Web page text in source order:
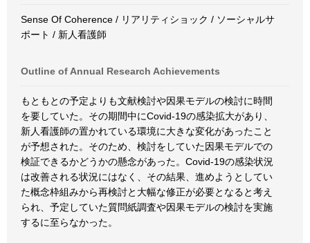
Sense Of Coherence / リアリティショック / ソーシャルサ
ポート / 新人看護師
Outline of Annual Research Achievements
もともとの予定よりも文献検討や因果モデルの検討に時間
を要していた。その期間中にCovid-19の感染拡大があり、
新人看護師の置かれている環境に大きな変化があったこと
が予想された。そのため、検討をしていた因果モデルでの
検証できるかどうかの懸念があった。Covid-19の感染状況
は改善される状況にはなく、その結果、進めようとしてい
た概念枠組みから再検討と大幅な修正が必要となると考え
られ、予定していた質問紙調査や因果モデルの検討を実施
するに至らなかった。